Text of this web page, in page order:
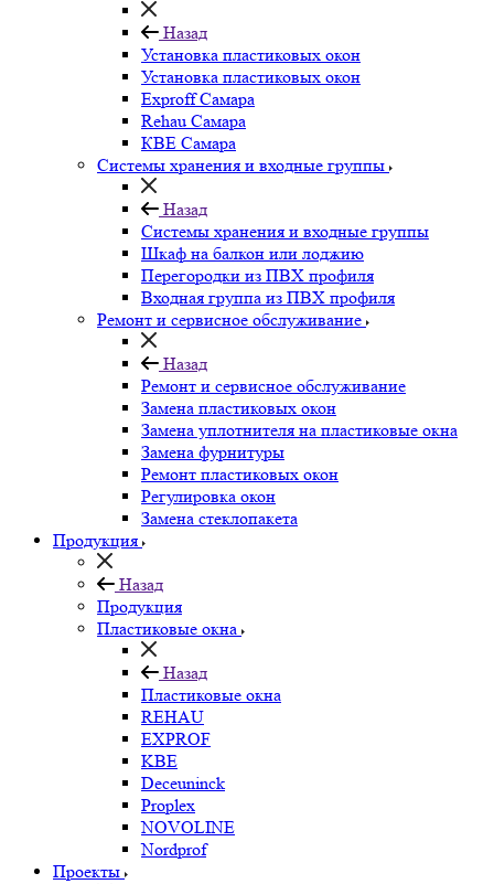
Назад
Установка пластиковых окон
Установка пластиковых окон
Exproff Самара
Rehau Самара
КВЕ Самара
Системы хранения и входные группы
Назад
Системы хранения и входные группы
Шкаф на балкон или лоджию
Перегородки из ПВХ профиля
Входная группа из ПВХ профиля
Ремонт и сервисное обслуживание
Назад
Ремонт и сервисное обслуживание
Замена пластиковых окон
Замена уплотнителя на пластиковые окна
Замена фурнитуры
Ремонт пластиковых окон
Регулировка окон
Замена стеклопакета
Продукция
Назад
Продукция
Пластиковые окна
Назад
Пластиковые окна
REHAU
EXPROF
KBE
Deceuninck
Proplex
NOVOLINE
Nordprof
Проекты